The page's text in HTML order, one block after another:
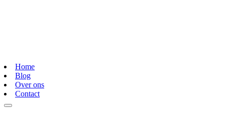
Home
Blog
Over ons
Contact